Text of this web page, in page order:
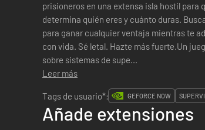
prisioneros en una extensa isla hostil
determina quién eres y cuánto duras.
para ganar cualquier ventaja mientras te
con vida. Sé letal. Hazte más fuerte.Un
sobre sistemas de supe...
Leer más
Tags de usuario*:
GEFORCE NOW
Añade extensiones